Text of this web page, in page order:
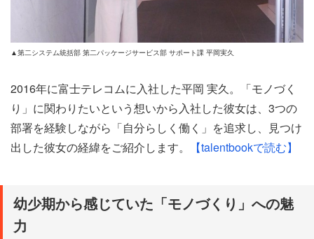
▲第二システム統括部 第二パッケージサービス部 サポート課 平岡実久
2016年に富士テレコムに入社した平岡 実久。「モノづく
り」に関わりたいという想いから入社した彼女は、3つの
部署を経験しながら「自分らしく働く」を追求し、見つけ
出した彼女の経緯をご紹介します。
【talentbookで読む】
幼少期から感じていた「モノづくり」への魅
力